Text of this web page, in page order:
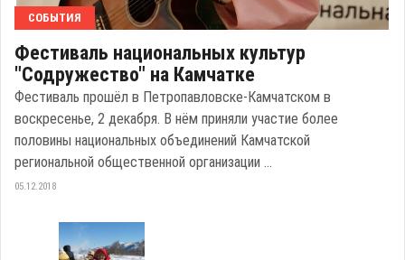
СОБЫТИЯ
Фестиваль национальных культур
"Содружество" на Камчатке
Фестиваль прошёл в Петропавловске-Камчатском в
воскресенье, 2 декабря. В нём приняли участие более
половины национальных объединений Камчатской
региональной общественной организации ...
05.12.2018